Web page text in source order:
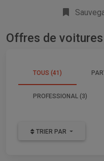
Offres de
TOUS (41)
PROFESSIONAL (3)
TRIER PAR